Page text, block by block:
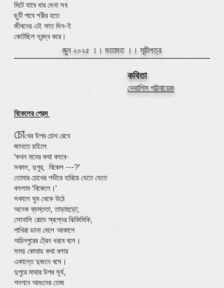
মিটে যাবে ধার দেনা সব
ছুটি পাবে শরীর হতে
জীবনের এই সাত দিন-ই
কেটেছিল দ্বন্দ্ব করে।
জুন ২০২৫ ।। মতামত ।। সূচীপত্র
কবিতা
দেবাশিস পট্টনায়েক
বিকেলের প্রেম
চোখের উপর চোখ রেখে
জানতে চাইলে
'কখন মনের কথা বলবে-
সকাল, দুপুর, বিকেল ---?'
তোমার চোখের গভীরে হারিয়ে যেতে যেতে
বললাম 'বিকেলে।'
সকালে ঘুম থেকে উঠে
অনেক ব্যস্ততা, তাড়াহুড়ো;
সোনালি রোদে স্বপ্নের ঝিকিমিকি,
পাখিরা ডানা মেলে আকাশে
অচিনপুরের ট্রেন ধরবে বলে।
সময় কোথায় কথা বলার
একান্তে দুজনে বসে।
দুপুরে মাথার উপর সূর্য,
গনগনে আগুনের তেজ